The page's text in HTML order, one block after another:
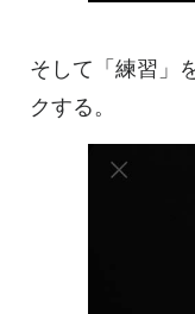
そして「練習」
クする。